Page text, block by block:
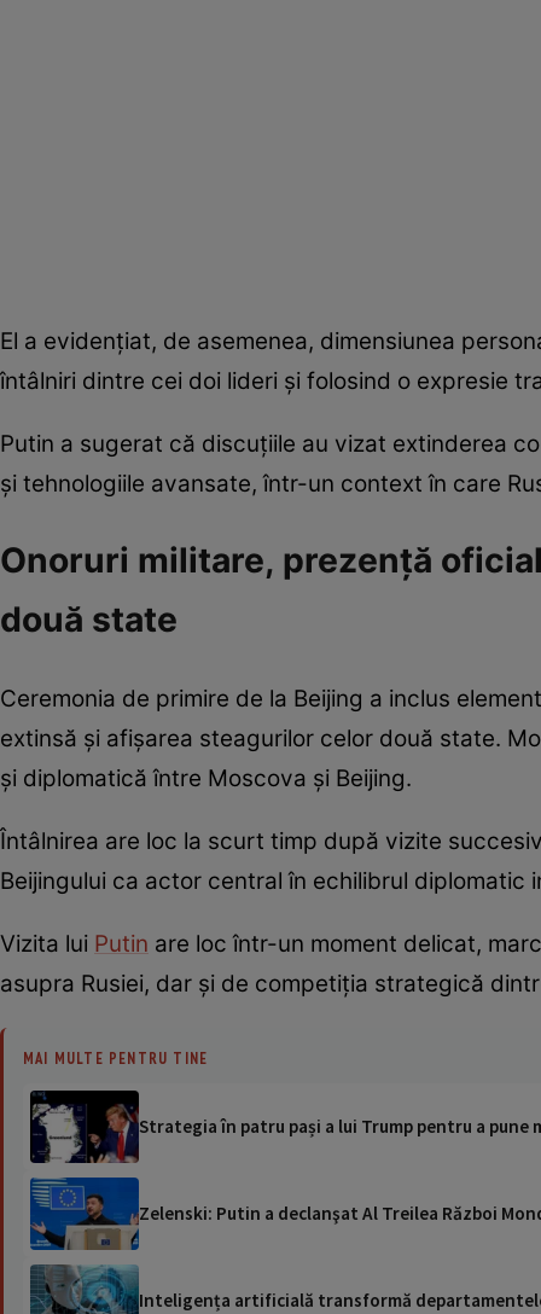
El a evidențiat, de asemenea, dimensiunea
întâlniri dintre cei doi lideri și folosind o expresie
Putin a sugerat că discuțiile au vizat extinderea
și tehnologiile avansate, într-un context în care
Onoruri militare, prezență
două state
Ceremonia de primire de la Beijing a inclus
extinsă și afișarea steagurilor celor două state.
și diplomatică între Moscova și Beijing.
Întâlnirea are loc la scurt timp după vizite
Beijingului ca actor central în echilibrul diplomatic
Vizita lui Putin are loc într-un moment delicat,
asupra Rusiei, dar și de competiția strategică
MAI MULTE PENTRU TINE
Strategia în patru pași a lui Trump pentru a pune
Zelenski: Putin a declanşat Al Treilea Război
Inteligența artificială transformă